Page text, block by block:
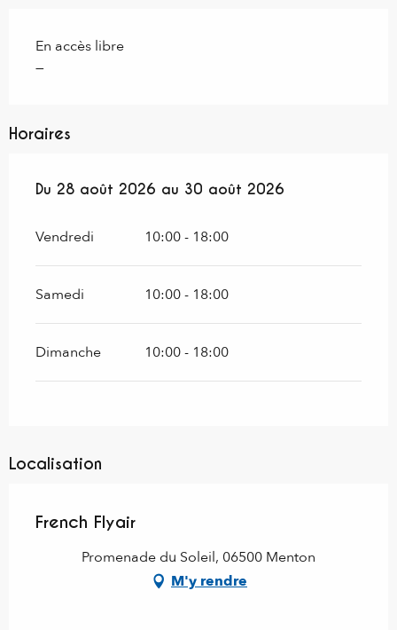
En accès libre
—
Horaires
Du 28 août 2026 au 30 août 2026
Du 28 août 2026 au 30 août 2026
Vendredi 10:00 - 18:00
Samedi 10:00 - 18:00
Dimanche 10:00 - 18:00
Localisation
French Flyair
Promenade du Soleil, 06500 Menton
M'y rendre